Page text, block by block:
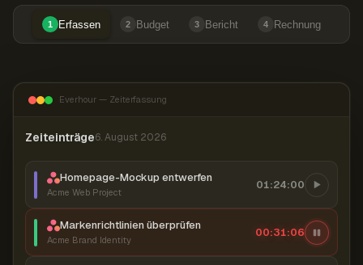
1 Erfassen 2 Budget 3 Bericht 4 Rechnung
Everhour — Zeiterfassung
Zeiteinträge6. August 2026
Homepage-Mockup entwerfen
Acme Web Project
01:24:00
Markenrichtlinien überprüfen
Acme Brand Identity
00:31:07